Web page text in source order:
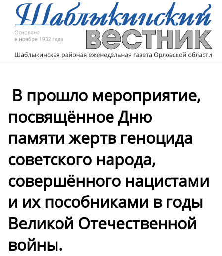
️ В прошло мероприятие,
посвящённое Дню
памяти жертв геноцида
советского народа,
совершённого нацистами
и их пособниками в годы
Великой Отечественной
войны.